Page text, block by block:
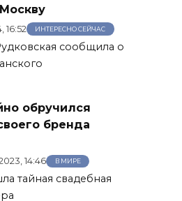
16:52 ИНТЕРЕСНО СЕЙЧАС
сообщила о
обручился
бренда
14:46 В МИРЕ
тайная свадебная